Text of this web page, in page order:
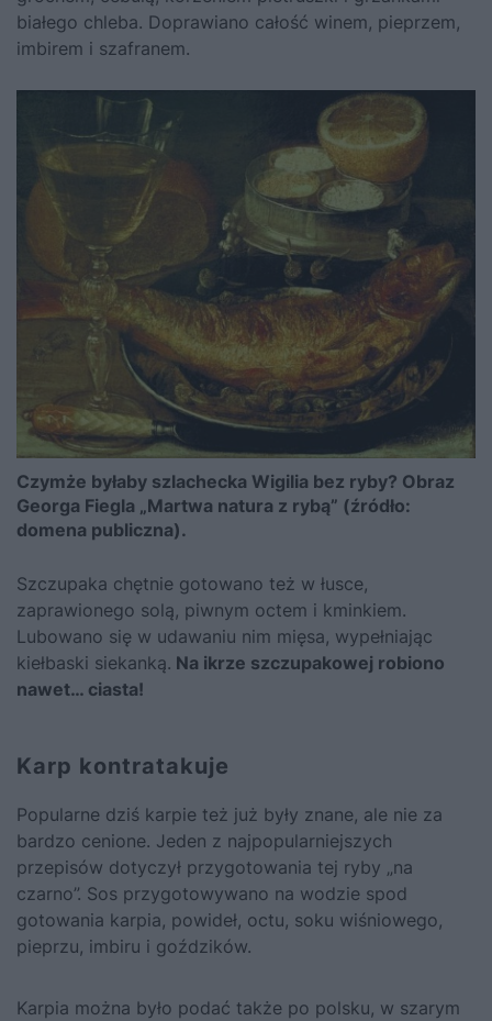
białego chleba. Doprawiano całość winem, pieprzem,
imbirem i szafranem.
Czymże byłaby szlachecka Wigilia bez ryby? Obraz
Georga Fiegla „Martwa natura z rybą” (źródło:
domena publiczna).
Szczupaka chętnie gotowano też w łusce,
zaprawionego solą, piwnym octem i kminkiem.
Lubowano się w udawaniu nim mięsa, wypełniając
kiełbaski siekanką. Na ikrze szczupakowej robiono
nawet… ciasta!
Karp kontratakuje
Popularne dziś karpie też już były znane, ale nie za
bardzo cenione. Jeden z najpopularniejszych
przepisów dotyczył przygotowania tej ryby „na
czarno”. Sos przygotowywano na wodzie spod
gotowania karpia, powideł, octu, soku wiśniowego,
pieprzu, imbiru i goździków.
Karpia można było podać także po polsku, w szarym